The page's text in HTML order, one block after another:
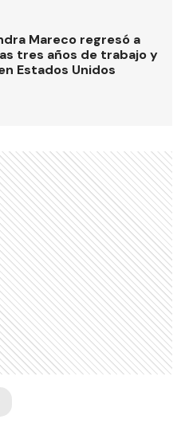
Mareco regresó a
tres años de trabajo y
Estados Unidos